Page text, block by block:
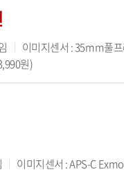
이미지센서 : 35mm풀
원)
이미지센서 : APS-C